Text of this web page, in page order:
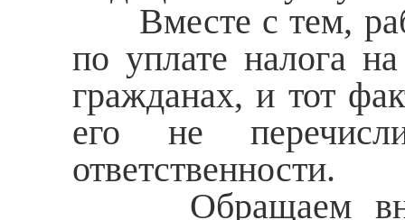
Вместе с тем,
по уплате налога
гражданах, и тот
его не
ответственности.
Обращаем